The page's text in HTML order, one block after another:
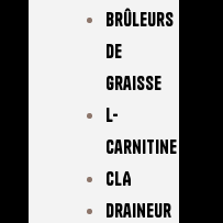
Brûleurs
De
Graisse
L-
Carnitine
CLA
Draineur